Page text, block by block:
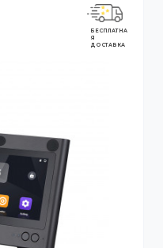
БЕСПЛАТНА